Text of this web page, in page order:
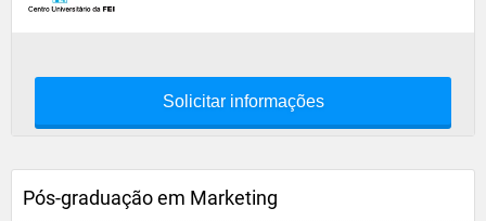
Solicitar informações
Pós-graduação em Marketing